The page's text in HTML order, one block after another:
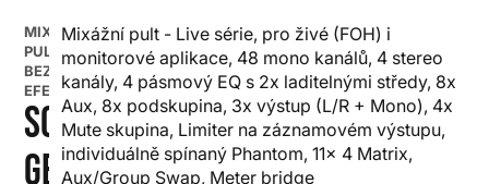
MIXÁŽNÍ
PULTY
BEZ
EFEKTU
SOUNDCRAFT
GB8-48CH
Mixážní pult - Live série, pro živé (FOH) i
monitorové aplikace, 48 mono kanálů, 4 stereo
kanály, 4 pásmový EQ s 2x laditelnými středy, 8x
Aux, 8x podskupina, 3x výstup (L/R + Mono), 4x
Mute skupina, Limiter na záznamovém výstupu,
individuálně spínaný Phantom, 11x 4 Matrix,
Aux/Group Swap, Meter bridge